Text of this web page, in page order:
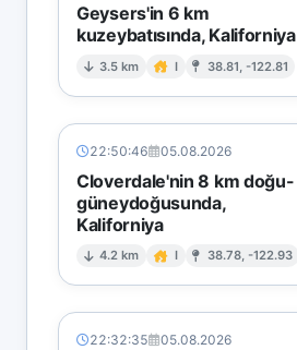
Geysers'in 6 km
kuzeybatısında, Kaliforniya
3.5 km I 38.81, -122.81
22:50:46 05.08.2026
Cloverdale'nin 8 km doğu-
güneydoğusunda,
Kaliforniya
4.2 km I 38.78, -122.93
22:32:35 05.08.2026